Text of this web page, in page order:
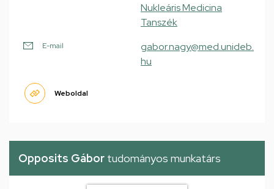
Nukleáris Medicina
Tanszék
E-mail
gabor.nagy@med.unideb.
hu
Weboldal
Opposits Gábor tudományos munkatárs